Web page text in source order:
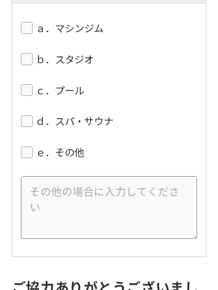
ａ．マシンジム
ｂ．スタジオ
ｃ．プール
ｄ．スパ・サウナ
ｅ．その他